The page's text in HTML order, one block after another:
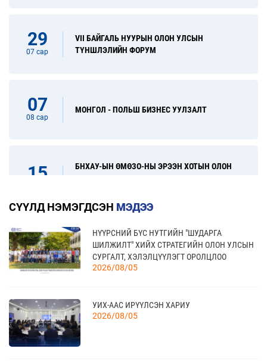
29
07 сар
VII БАЙГАЛЬ НУУРЫН ОЛОН УЛСЫН
ТҮНШЛЭЛИЙН ФОРУМ
07
08 сар
МОНГОЛ - ПОЛЬШ БИЗНЕС УУЛЗАЛТ
15
БНХАУ-ЫН ӨМӨЗО-НЫ ЭРЭЭН ХОТЫН ОЛОН
31
08 сар
“FINE FOOD AUSTRALIA 2026” ОЛОН УЛСЫН
ХҮНСНИЙ САЛБАРЫН ҮЗЭСГЭЛЭН
17
09 сар
“УЛААНБААТАР ТҮНШЛЭЛ 2026” ХҮНСНИЙ
САЛБАРЫН ОЛОН УЛСЫН ҮЗЭСГЭЛЭН
СҮҮЛД НЭМЭГДСЭН МЭДЭЭ
НҮҮРСНИЙ БҮС НУТГИЙН "ШУДАРГА
ШИЛЖИЛТ" ХИЙХ СТРАТЕГИЙН ОЛОН УЛСЫН
СУРГАЛТ, ХЭЛЭЛЦҮҮЛЭГТ ОРОЛЦЛОО
2026/08/05
УИХ-ААС ИРҮҮЛСЭН ХАРИУ
2026/08/05